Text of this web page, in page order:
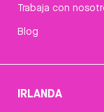
Trabaja con
Blog
IRLANDA